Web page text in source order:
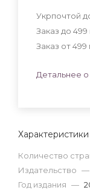
Характеристики
Количество
Издательство —
Год издания —
Укрпочтой
Заказ до 499
Заказ от 499
Детальнее о